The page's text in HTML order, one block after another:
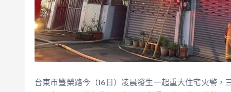
台東市豐榮路今（16日）凌晨發生一起重大住宅火警